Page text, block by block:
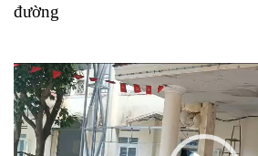
đường
Trình
chơi
Video